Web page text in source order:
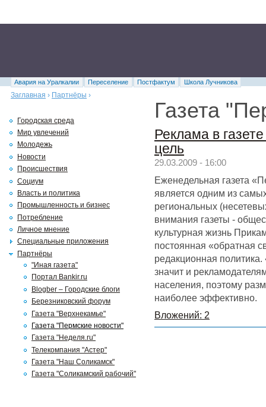
Авария на Уралкалии Переселение Постфактум
Школа Лучникова
Заглавная › Партнёры ›
Газета
Реклама в
цель
29.03.2009 - 16:00
Еженедельная газета
является одним из
региональных
внимания газеты -
культурная жизнь
постоянная «обратная
редакционная
значит и
населения, поэтому
наиболее эффективно.
Вложений: 2
Городская среда
Мир увлечений
Молодежь
Новости
Происшествия
Социум
Власть и политика
Промышленность и бизнес
Потребление
Личное мнение
Специальные приложения
Партнёры
"Иная газета"
Портал Bankir.ru
Blogber – Городские блоги
Березниковский форум
Газета "Верхнекамье"
Газета "Пермские новости"
Газета "Неделя.ru"
Телекомпания "Астер"
Газета "Наш Соликамск"
Газета "Соликамский рабочий"